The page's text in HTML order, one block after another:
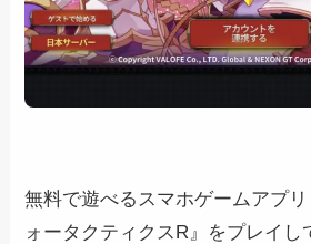
無料で遊べるスマホゲームアプ
ォータクティクスR』をプレイし